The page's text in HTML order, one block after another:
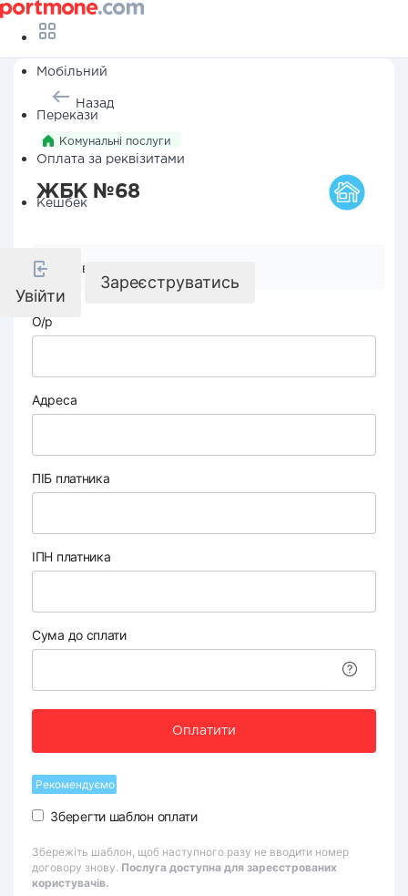
Мобільний
Перекази
Оплата за реквізитами
Кешбек
Увійти
Зареєструватись
Назад
Комунальні послуги
ЖБК №68
Реквізити компанії
О/р
Адреса
ПІБ платника
ІПН платника
Сума до сплати
Оплатити
Рекомендуємо
Зберегти шаблон оплати
Збережіть шаблон, щоб наступного разу не вводити номер
договору знову. Послуга доступна для зареєстрованих
користувачів.